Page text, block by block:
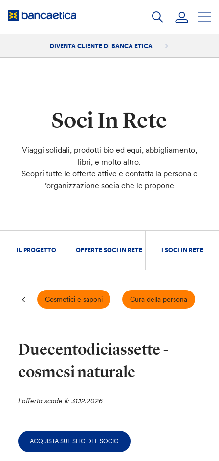
DIVENTA CLIENTE DI BANCA ETICA
Soci In Rete
Viaggi solidali, prodotti bio ed equi, abbigliamento,
libri, e molto altro.
Scopri tutte le offerte attive e contatta la persona o
l’organizzazione socia che le propone.
IL PROGETTO OFFERTE SOCI IN RETE I SOCI IN RETE
Cosmetici e saponi Cura della persona
Duecentodiciassette -
cosmesi naturale
L’offerta scade il: 31.12.2026
ACQUISTA SUL SITO DEL SOCIO